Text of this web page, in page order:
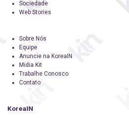
Sociedade
Web Stories
Sobre Nós
Equipe
Anuncie na KoreaIN
Midia Kit
Trabalhe Conosco
Contato
KoreaIN